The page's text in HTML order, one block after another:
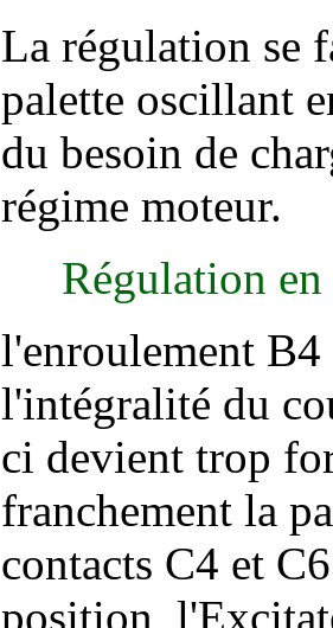
La régulation se
palette oscillant
du besoin de
régime moteur.
Régulation
l'enroulement B4
l'intégralité du
ci devient trop
franchement la
contacts C4 et
position,